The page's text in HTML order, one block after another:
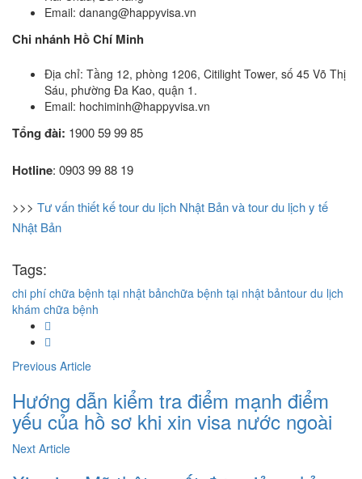
Email: danang@happyvisa.vn
Chi nhánh Hồ Chí Minh
Địa chỉ: Tầng 12, phòng 1206, Citilight Tower, số 45 Võ Thị
Sáu, phường Đa Kao, quận 1.
Email: hochiminh@happyvisa.vn
Tổng đài: 1900 59 99 85
Hotline: 0903 99 88 19
>>> Tư vấn thiết kế tour du lịch Nhật Bản và tour du lịch y tế
Nhật Bản
Tags:
chi phí chữa bệnh tại nhật bảnchữa bệnh tại nhật bảntour du lịch
khám chữa bệnh
Previous Article
Hướng dẫn kiểm tra điểm mạnh điểm
yếu của hồ sơ khi xin visa nước ngoài
Next Article